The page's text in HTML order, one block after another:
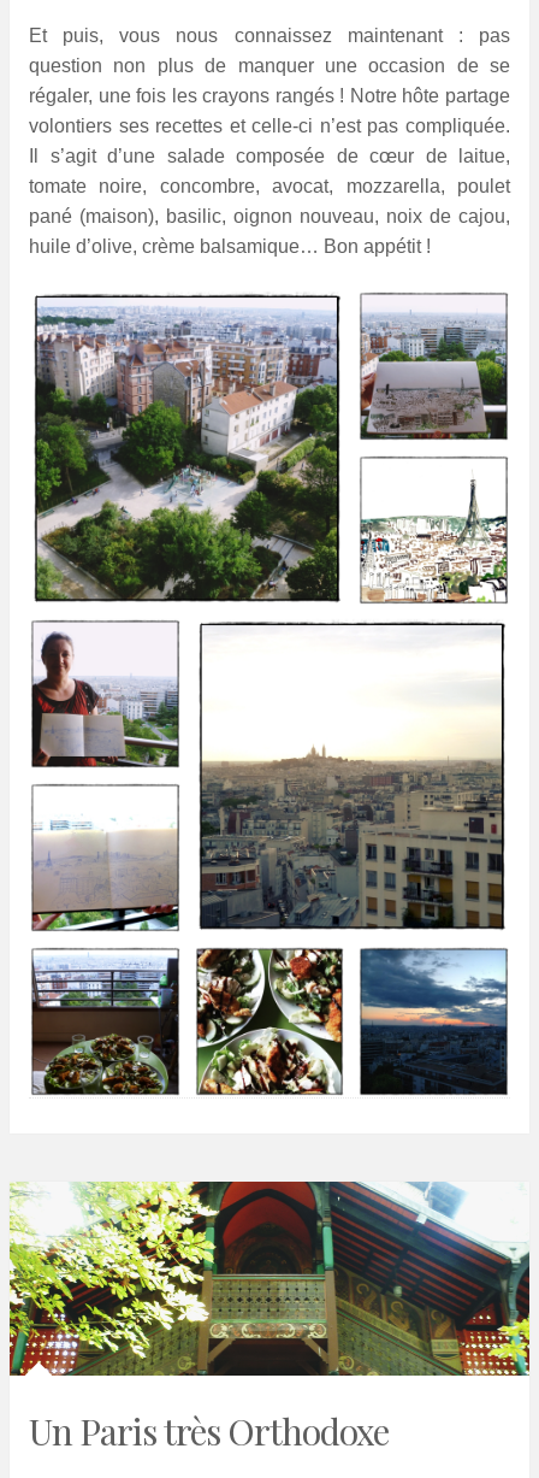
Et puis, vous nous connaissez maintenant : pas
question non plus de manquer une occasion de se
régaler, une fois les crayons rangés ! Notre hôte partage
volontiers ses recettes et celle-ci n’est pas compliquée.
Il s’agit d’une salade composée de cœur de laitue,
tomate noire, concombre, avocat, mozzarella, poulet
pané (maison), basilic, oignon nouveau, noix de cajou,
huile d’olive, crème balsamique… Bon appétit !
Un Paris très Orthodoxe